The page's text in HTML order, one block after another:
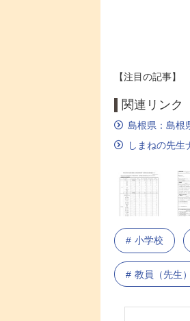
【注目の記事】
関連リンク
島根県：島根
しまねの先生
小学校
教員（先生）